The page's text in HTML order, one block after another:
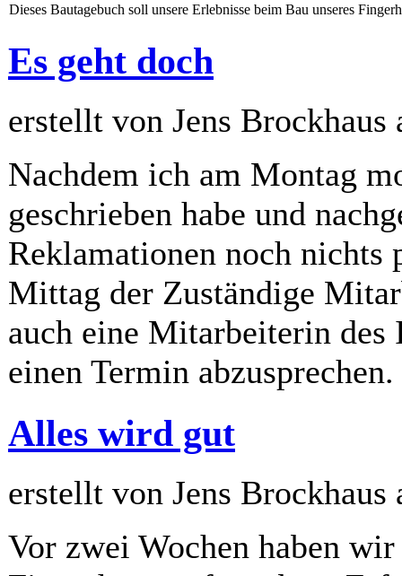
Dieses Bautagebuch soll unsere Erlebnisse beim Bau unseres
Es geht doch
erstellt von Jens Brockhaus
Nachdem ich am Montag
geschrieben habe und
Reklamationen noch nichts
Mittag der Zuständige
auch eine Mitarbeiterin
einen Termin
Alles wird gut
erstellt von Jens Brockhaus
Vor zwei Wochen haben